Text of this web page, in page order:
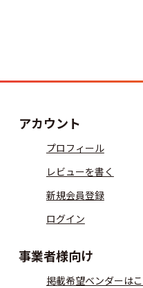
アカウント
プロフィール
レビューを書く
新規会員登録
ログイン
事業者様向け
掲載希望ベンダーは